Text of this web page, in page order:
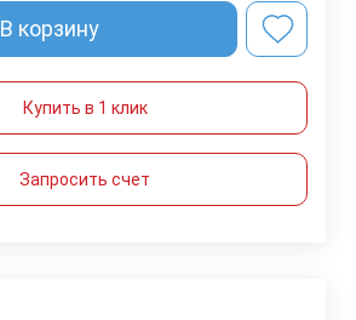
В корзину
Купить в 1 клик
Запросить счет